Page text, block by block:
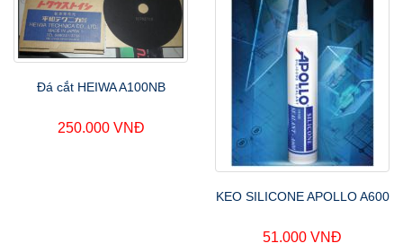
Đá cắt HEIWA A100NB
250.000 VNĐ
KEO SILICONE APOLLO A600
51.000 VNĐ